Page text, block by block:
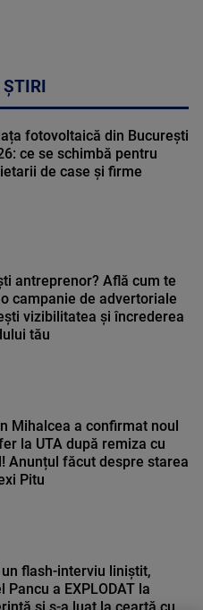
fotovoltaică din București
ce se schimbă pentru
de case și firme
antreprenor? Află cum te
campanie de advertoriale
vizibilitatea și încrederea
tău
Mihalcea a confirmat noul
la UTA după remiza cu
Anunțul făcut despre starea
Pitu
un flash-interviu liniștit,
Pancu a EXPLODAT la